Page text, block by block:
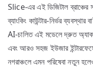
Slice-এর এই ডিজিটাল ব্রাঞ্চের
ব্যাংকিং কাউন্টার-নির্ভর ব্যবস্থার
AI-চালিত এই মডেলে দ্রুত
এবং আরও সহজ ইউজার
নগরাঞ্চলে এমন পরিষেবা নতুন